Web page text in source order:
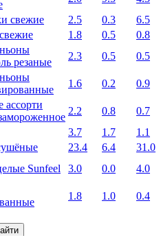
свежие
2.5 0.3
6.5
1.8 0.5
0.8
резаные
2.3 0.5
0.5
1.6 0.2
0.9
ассорти
2.2 0.8
0.7
3.7 1.7
1.1
23.4 6.4
31.0
Sunfeel
3.0 0.0
4.0
1.8 1.0 0.4